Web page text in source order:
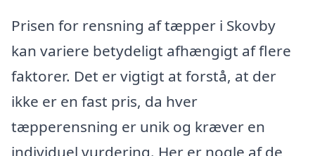
Prisen for rensning af tæpper i Skovby
kan variere betydeligt afhængigt af flere
faktorer. Det er vigtigt at forstå, at der
ikke er en fast pris, da hver
tæpperensning er unik og kræver en
individuel vurdering. Her er nogle af de